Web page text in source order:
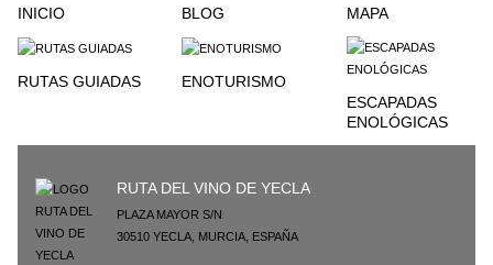
INICIO BLOG MAPA
RUTAS GUIADAS
ENOTURISMO
ESCAPADAS
ENOLÓGICAS
RUTA DEL VINO DE YECLA
PLAZA MAYOR S/N
30510 YECLA MURCIA ESPAÑA